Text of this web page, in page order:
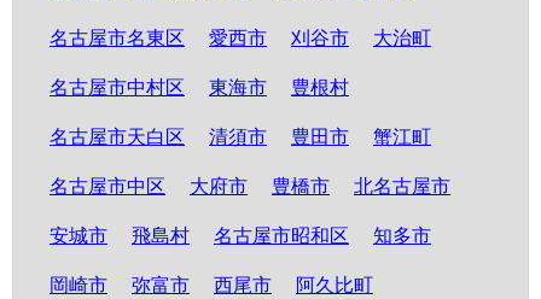
名古屋市名東区 愛西市 刈谷市 大治町
名古屋市中村区 東海市 豊根村
名古屋市天白区 清須市 豊田市 蟹江町
名古屋市中区 大府市 豊橋市 北名古屋市
安城市 飛島村 名古屋市昭和区 知多市
岡崎市 弥富市 西尾市 阿久比町